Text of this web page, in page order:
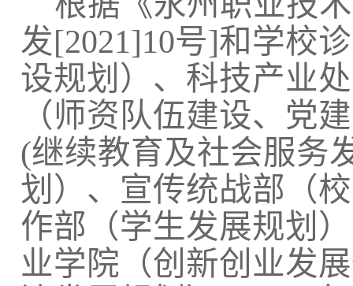
发[2021]10号]和学校
设规划）、科技产业
（师资队伍建设、党
(继续教育及社会服务
划）、宣传统战部（
作部（学生发展规划
业学院（创新创业发